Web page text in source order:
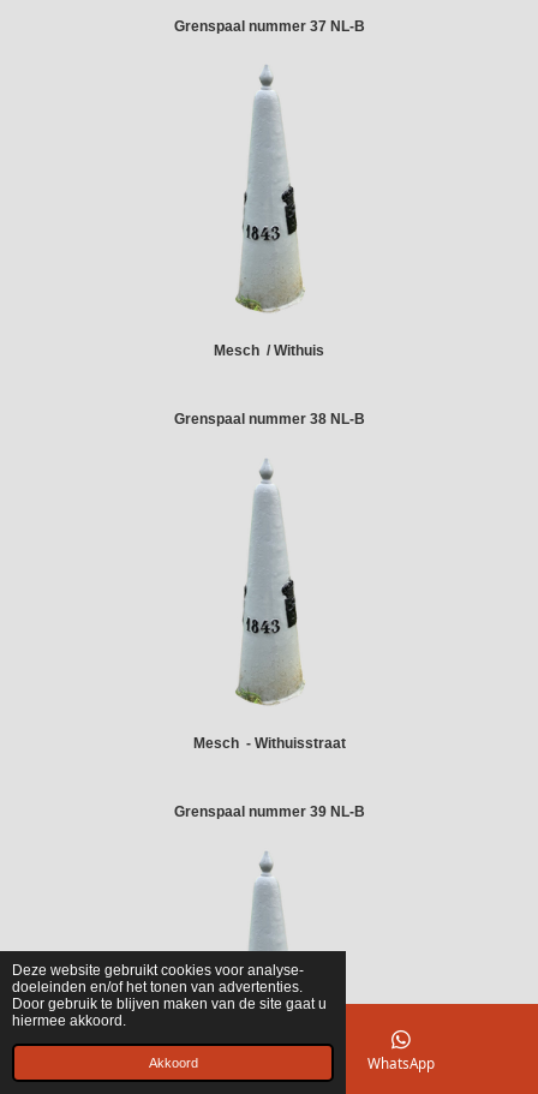
Deze website gebruikt cookies voor analyse-
doeleinden en/of het tonen van advertenties.
Door gebruik te blijven maken van de site gaat u
hiermee akkoord.
Akkoord
Grenspaal nummer 37 NL-B
Mesch / Withuis
Grenspaal nummer 38 NL-B
Mesch - Withuisstraat
Grenspaal nummer 39 NL-B
E-mailadres WhatsApp